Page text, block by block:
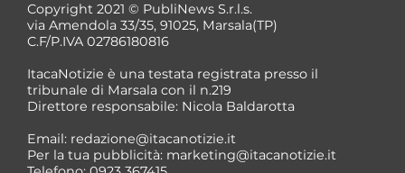
*
Copyright 2021 © PubliNews S.r.l.s.
via Amendola 33/35, 91025, Marsala(TP)
C.F/P.IVA 02786180816
ItacaNotizie è una testata registrata presso il
tribunale di Marsala con il n.219
Direttore responsabile: Nicola Baldarotta
Email: redazione@itacanotizie.it
Per la tua pubblicità: marketing@itacanotizie.it